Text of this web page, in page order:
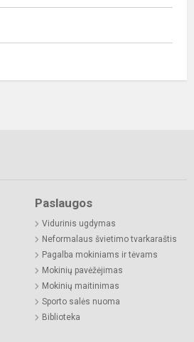
Paslaugos
Vidurinis ugdymas
Neformalaus švietimo tvarkaraštis
Pagalba mokiniams ir tėvams
Mokinių pavėžėjimas
Mokinių maitinimas
Sporto salės nuoma
Biblioteka